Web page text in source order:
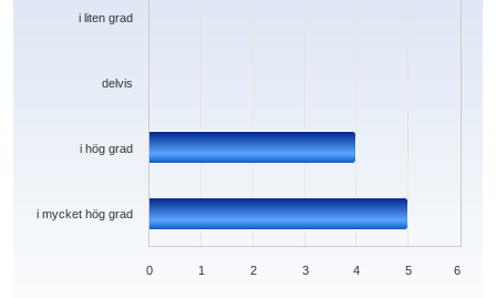
i mycket hög grad
i hög grad
delvis
i liten grad
0 1 2 3 4 5 6